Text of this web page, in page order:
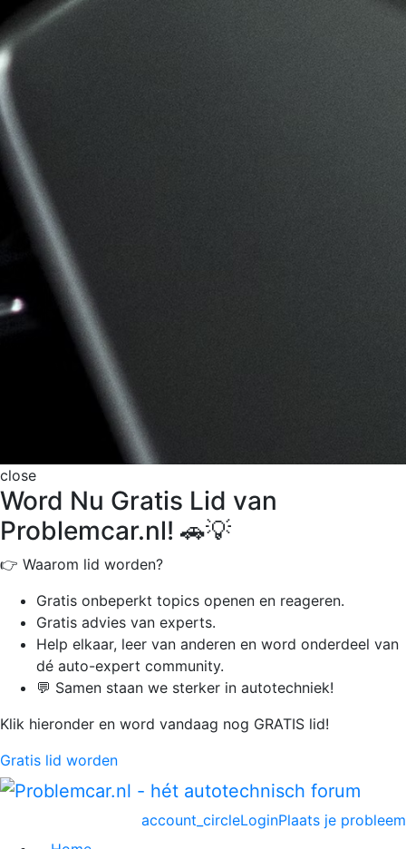
close
Word Nu Gratis Lid van
Problemcar.nl! 🚗💡
👉 Waarom lid worden?
Gratis onbeperkt topics openen en reageren.
Gratis advies van experts.
Help elkaar, leer van anderen en word onderdeel van
dé auto-expert community.
💬 Samen staan we sterker in autotechniek!
Klik hieronder en word vandaag nog GRATIS lid!
Gratis lid worden
Plaats je probleem
account_circleLogin